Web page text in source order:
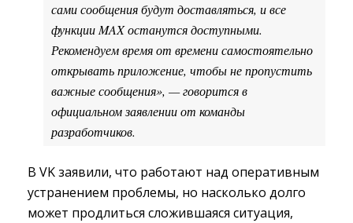
сами сообщения будут доставляться, и все
функции MAX останутся доступными.
Рекомендуем время от времени самостоятельно
открывать приложение, чтобы не пропустить
важные сообщения», — говорится в
официальном заявлении от команды
разработчиков.
В VK заявили, что работают над оперативным
устранением проблемы, но насколько долго
может продлиться сложившаяся ситуация,